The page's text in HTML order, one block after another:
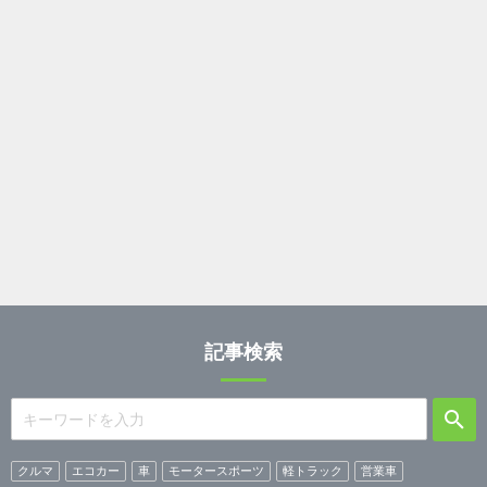
記事検索
クルマ エコカー 車 モータースポーツ 軽トラック 営業車